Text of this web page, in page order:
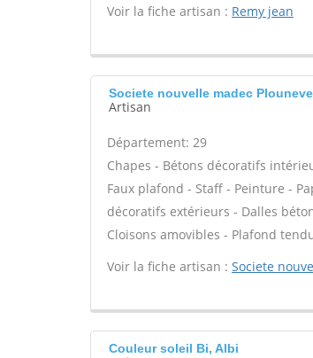
Voir la fiche artisan : Remy jean
Societe nouvelle madec
Artisan
Département: 29
Chapes - Bétons décoratifs
Faux plafond - Staff - Peinture -
décoratifs extérieurs - Dalles
Cloisons amovibles - Plafond
Voir la fiche artisan : Societe
Couleur soleil Bi, Albi